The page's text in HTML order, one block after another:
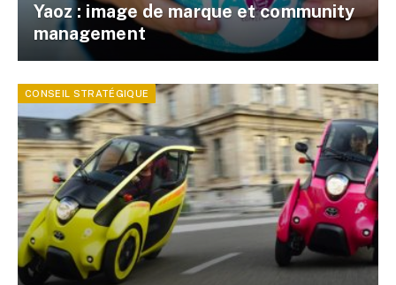
Yaoz : image de marque et community
management
CONSEIL STRATÉGIQUE